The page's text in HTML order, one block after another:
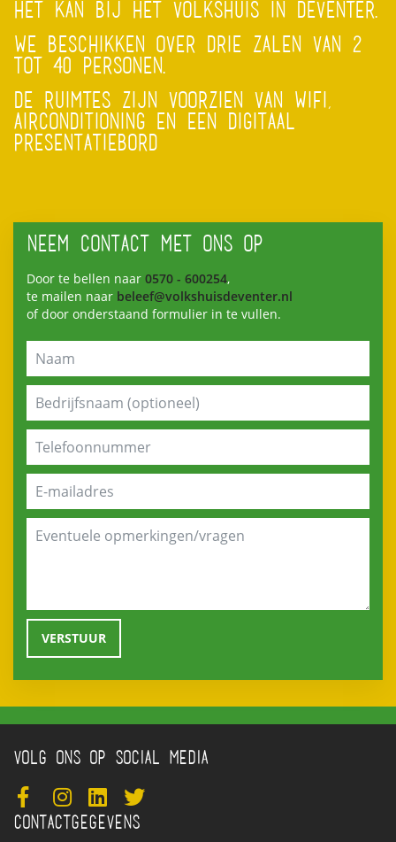
HET KAN BIJ HET VOLKSHUIS IN DEVENTER.
WE BESCHIKKEN OVER DRIE ZALEN VAN 2
TOT 40 PERSONEN.
DE RUIMTES ZIJN VOORZIEN VAN WIFI,
AIRCONDITIONING EN EEN DIGITAAL
PRESENTATIEBORD
NEEM CONTACT MET ONS OP
Door te bellen naar 0570 - 600254,
te mailen naar beleef@volkshuisdeventer.nl
of door onderstaand formulier in te vullen.
VOLG ONS OP SOCIAL MEDIA
CONTACTGEGEVENS